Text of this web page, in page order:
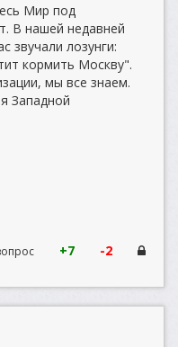
Мир под
В нашей недавней
звучали лозунги:
кормить Москву".
мы все знаем.
Западной
+7 -2